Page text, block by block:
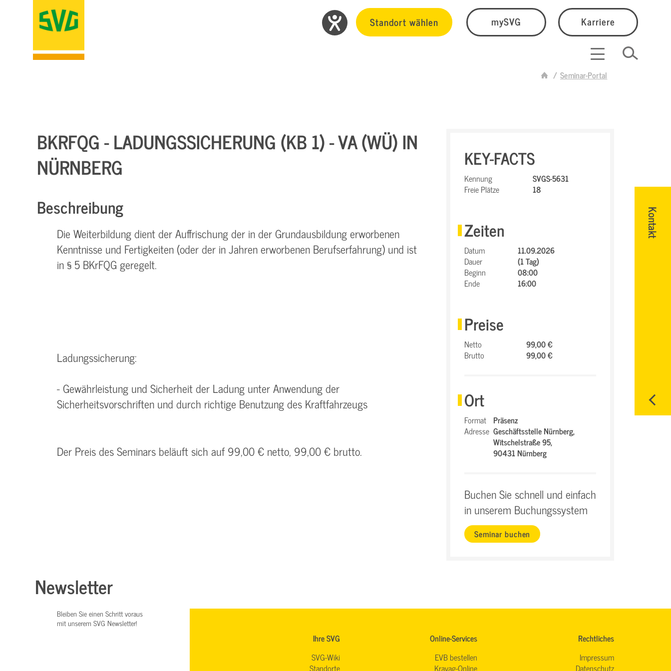
Standort wählen mySVG Karriere
Seminar-Portal
Kontakt
BKRFQG - LADUNGSSICHERUNG (KB 1) - VA (WÜ) IN
NÜRNBERG
Beschreibung
Die Weiterbildung dient der Auffrischung der in der Grundausbildung erworbenen
Kenntnisse und Fertigkeiten (oder der in Jahren erworbenen Berufserfahrung) und ist
in § 5 BKrFQG geregelt.
Ladungssicherung:
- Gewährleistung und Sicherheit der Ladung unter Anwendung der
Sicherheitsvorschriften und durch richtige Benutzung des Kraftfahrzeugs
Der Preis des Seminars beläuft sich auf 99,00 € netto, 99,00 € brutto.
KEY-FACTS
Kennung
SVGS-5631
Freie Plätze
18
Zeiten
Datum
11.09.2026
Dauer
(1 Tag)
Beginn
08:00
Ende
16:00
Preise
Netto
99,00 €
Brutto
99,00 €
Ort
Format Präsenz
Adresse Geschäftsstelle Nürnberg,
Witschelstraße 95,
90431 Nürnberg
Buchen Sie schnell und einfach
in unserem Buchungssystem
Seminar buchen
Newsletter
Bleiben Sie einen Schritt voraus
mit unserem SVG Newsletter!
Ihre SVG
SVG-Wiki
Standorte
Online-Services
EVB bestellen
Kravag-Online
Rechtliches
Impressum
Datenschutz